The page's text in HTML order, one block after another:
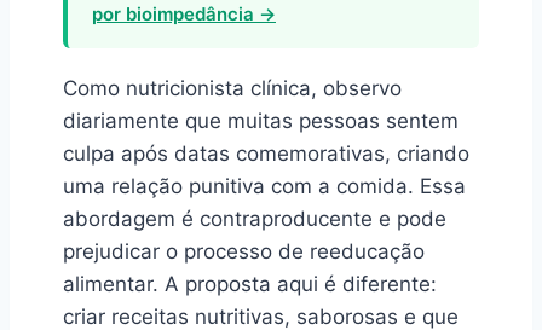
por bioimpedância →
Como nutricionista clínica, observo
diariamente que muitas pessoas sentem
culpa após datas comemorativas, criando
uma relação punitiva com a comida. Essa
abordagem é contraproducente e pode
prejudicar o processo de reeducação
alimentar. A proposta aqui é diferente:
criar receitas nutritivas, saborosas e que